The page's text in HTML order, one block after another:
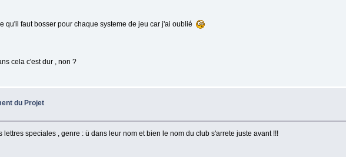
qu'il faut bosser pour chaque systeme de jeu car j'ai oublié
cela c'est dur , non ?
du Projet
speciales , genre : ü dans leur nom et bien le nom du club s'arrete juste avant !!!